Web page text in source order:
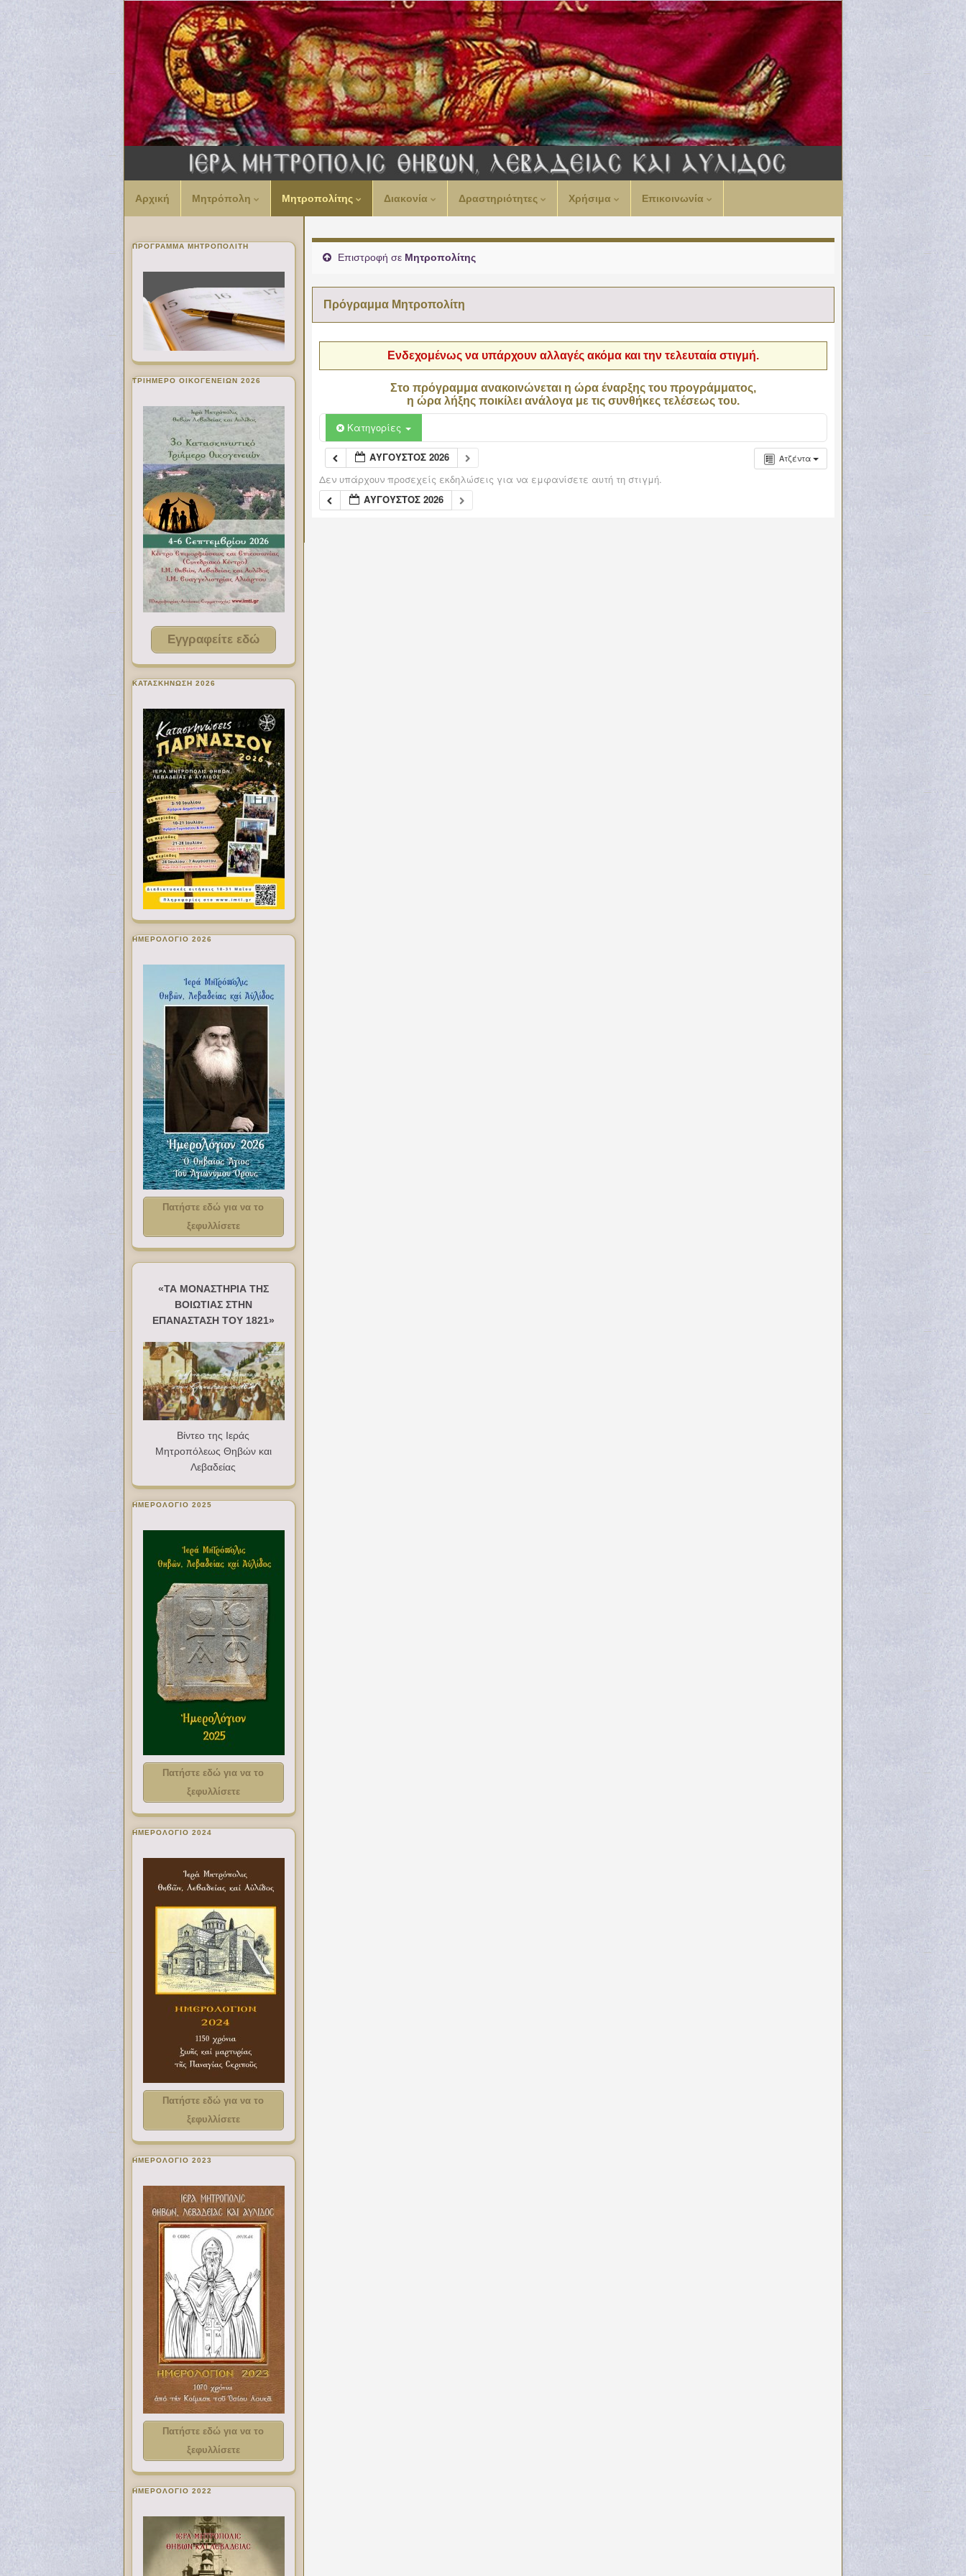
Αρχική Μητρόπολη Μητροπολίτης Διακονία Δραστηριότητες Χρήσιμα Επικοινωνία
Επιστροφή σε Μητροπολίτης
Πρόγραμμα Μητροπολίτη
Ενδεχομένως να υπάρχουν αλλαγές ακόμα και την τελευταία στιγμή.
Στο πρόγραμμα ανακοινώνεται η ώρα έναρξης του προγράμματος,
η ώρα λήξης ποικίλει ανάλογα με τις συνθήκες τελέσεως του.
Κατηγορίες
Ατζέντα
ΑΎΓΟΥΣΤΟΣ 2026
Δεν υπάρχουν προσεχείς εκδηλώσεις για να εμφανίσετε αυτή τη στιγμή.
ΑΎΓΟΥΣΤΟΣ 2026
ΠΡΌΓΡΑΜΜΑ ΜΗΤΡΟΠΟΛΊΤΗ
ΤΡΙΗΜΕΡΟ ΟΙΚΟΓΕΝΕΙΩΝ 2026
Εγγραφείτε εδώ
ΚΑΤΑΣΚΗΝΩΣΗ 2026
ΗΜΕΡΟΛΟΓΙΟ 2026
Πατήστε εδώ για να το
ξεφυλλίσετε
«ΤΑ ΜΟΝΑΣΤΗΡΙΑ ΤΗΣ
ΒΟΙΩΤΙΑΣ ΣΤΗΝ
ΕΠΑΝΑΣΤΑΣΗ ΤΟΥ 1821»
Βίντεο της Ιεράς
Μητροπόλεως Θηβών και
Λεβαδείας
ΗΜΕΡΟΛΟΓΙΟ 2025
Πατήστε εδώ για να το
ξεφυλλίσετε
ΗΜΕΡΟΛΟΓΙΟ 2024
Πατήστε εδώ για να το
ξεφυλλίσετε
ΗΜΕΡΟΛΟΓΙΟ 2023
Πατήστε εδώ για να το
ξεφυλλίσετε
ΗΜΕΡΟΛΟΓΙΟ 2022